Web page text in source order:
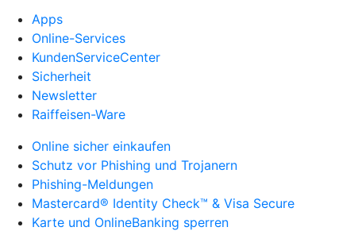
Apps
Online-Services
KundenServiceCenter
Sicherheit
Newsletter
Raiffeisen-Ware
Online sicher einkaufen
Schutz vor Phishing und Trojanern
Phishing-Meldungen
Mastercard® Identity Check™ & Visa Secure
Karte und OnlineBanking sperren